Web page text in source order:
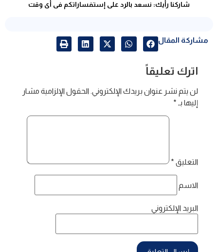
شاركنا رأيك: نسعد بالرد على إستفساراتكم فى أى وقت
مشاركة المقال
اترك تعليقاً
لن يتم نشر عنوان بريدك الإلكتروني. الحقول الإلزامية مشار
إليها بـ *
التعليق *
الاسم
البريد الإلكتروني